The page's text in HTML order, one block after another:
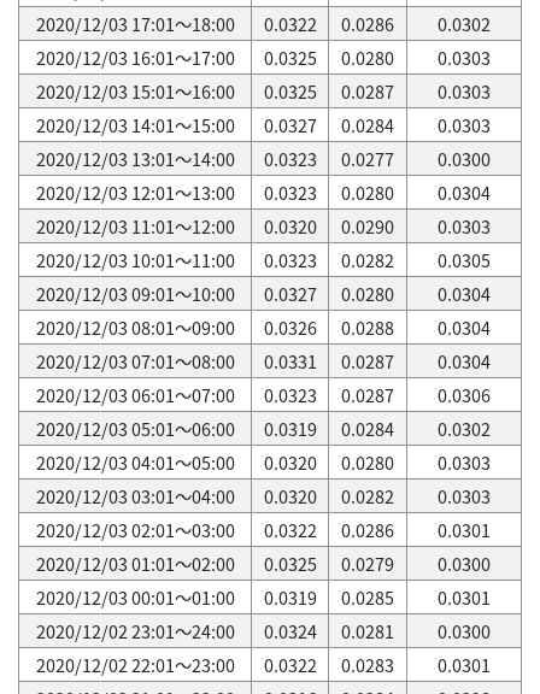
2020/12/03 17:01～18:00
0.0322 0.0286
0.0302
2020/12/03 16:01～17:00
0.0325 0.0280
0.0303
2020/12/03 15:01～16:00
0.0325 0.0287
0.0303
2020/12/03 14:01～15:00
0.0327 0.0284
0.0303
2020/12/03 13:01～14:00
0.0323 0.0277
0.0300
2020/12/03 12:01～13:00
0.0323 0.0280
0.0304
2020/12/03 11:01～12:00
0.0320 0.0290
0.0303
2020/12/03 10:01～11:00
0.0323 0.0282
0.0305
2020/12/03 09:01～10:00
0.0327 0.0280
0.0304
2020/12/03 08:01～09:00
0.0326 0.0288
0.0304
2020/12/03 07:01～08:00
0.0331 0.0287
0.0304
2020/12/03 06:01～07:00
0.0323 0.0287
0.0306
2020/12/03 05:01～06:00
0.0319 0.0284
0.0302
2020/12/03 04:01～05:00
0.0320 0.0280
0.0303
2020/12/03 03:01～04:00
0.0320 0.0282
0.0303
2020/12/03 02:01～03:00
0.0322 0.0286
0.0301
2020/12/03 01:01～02:00
0.0325 0.0279
0.0300
2020/12/03 00:01～01:00
0.0319 0.0285
0.0301
2020/12/02 23:01～24:00
0.0324 0.0281
0.0300
2020/12/02 22:01～23:00
0.0322 0.0283
0.0301